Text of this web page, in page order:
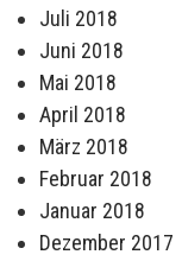
Juli 2018
Juni 2018
Mai 2018
April 2018
März 2018
Februar 2018
Januar 2018
Dezember 2017